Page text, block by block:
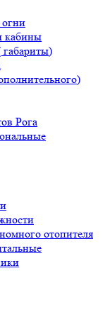
кабины
Рога
отопителя